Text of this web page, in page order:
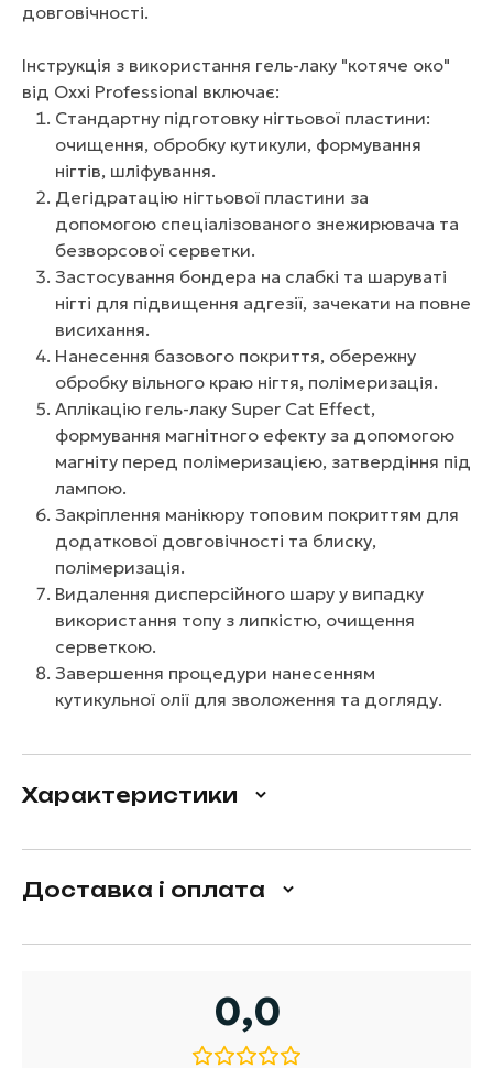
довговічності.
Інструкція з використання гель-лаку "котяче око"
від Oxxi Professional включає:
Стандартну підготовку нігтьової пластини:
очищення, обробку кутикули, формування
нігтів, шліфування.
Дегідратацію нігтьової пластини за
допомогою спеціалізованого знежирювача та
безворсової серветки.
Застосування бондера на слабкі та шаруваті
нігті для підвищення адгезії, зачекати на повне
висихання.
Нанесення базового покриття, обережну
обробку вільного краю нігтя, полімеризація.
Аплікацію гель-лаку Super Cat Effect,
формування магнітного ефекту за допомогою
магніту перед полімеризацією, затвердіння під
лампою.
Закріплення манікюру топовим покриттям для
додаткової довговічності та блиску,
полімеризація.
Видалення дисперсійного шару у випадку
використання топу з липкістю, очищення
серветкою.
Завершення процедури нанесенням
кутикульної олії для зволоження та догляду.
Характеристики
Доставка і оплата
0,0